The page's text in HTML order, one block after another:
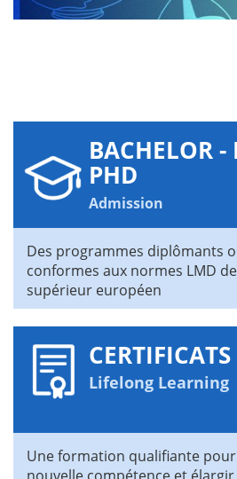
BACHELOR -
PHD
Admission
Des programmes diplômants
conformes aux normes LMD
supérieur européen
CERTIFICATS
Lifelong Learning
Une formation qualifiante
nouvelle compétence et